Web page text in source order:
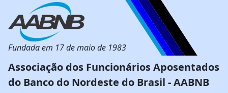
Fundada em 17 de maio de 1983
Associação dos Funcionários Aposentados
do Banco do Nordeste do Brasil - AABNB